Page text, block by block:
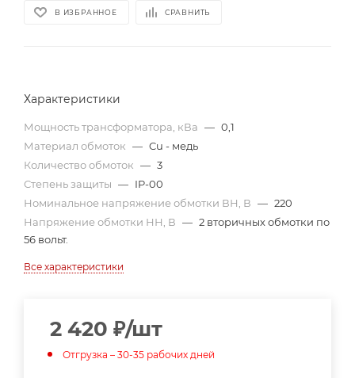
В ИЗБРАННОЕ СРАВНИТЬ
Характеристики
Мощность трансформатора, кВа — 0,1
Материал обмоток — Cu - медь
Количество обмоток — 3
Степень защиты — IP-00
Номинальное напряжение обмотки ВН, В — 220
Напряжение обмотки НН, В — 2 вторичных обмотки по
56 вольт.
Все характеристики
2 420 ₽/шт
Отгрузка – 30-35 рабочих дней